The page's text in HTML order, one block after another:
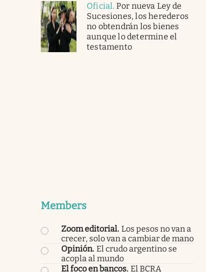
Oficial. Por nueva Ley de
Sucesiones, los herederos
no obtendrán los bienes
aunque lo determine el
testamento
Members
Zoom editorial. Los pesos no van a
crecer, solo van a cambiar de mano
Opinión. El crudo argentino se
acopla al mundo
El foco en bancos. El BCRA